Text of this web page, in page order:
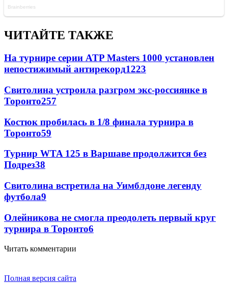
ЧИТАЙТЕ ТАКЖЕ
На турнире серии ATP Masters 1000 установлен
непостижимый антирекорд1223
Свитолина устроила разгром экс-россиянке в
Торонто257
Костюк пробилась в 1/8 финала турнира в
Торонто59
Турнир WTA 125 в Варшаве продолжится без
Подрез38
Свитолина встретила на Уимблдоне легенду
футбола9
Олейникова не смогла преодолеть первый круг
турнира в Торонто6
Читать комментарии
Полная версия сайта